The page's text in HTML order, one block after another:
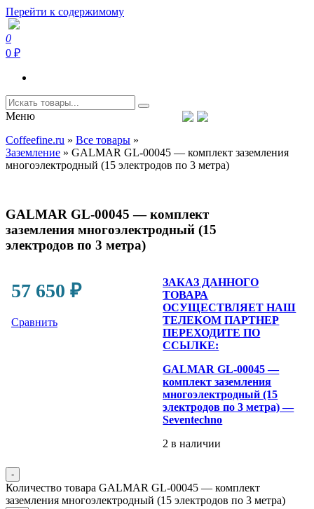
Перейти к содержимому
Coffeefine.ru
Интернет-магазин кофемашин и кофейной техники для дома
0
0 ₽
Меню
Coffeefine.ru » Все товары »
Заземление » GALMAR GL-00045 — комплект заземления
многоэлектродный (15 электродов по 3 метра)
GALMAR GL-00045 — комплект
заземления многоэлектродный (15
электродов по 3 метра)
57 650 ₽
Сравнить
ЗАКАЗ ДАННОГО
ТОВАРА
ОСУЩЕСТВЛЯЕТ НАШ
ТЕЛЕКОМ ПАРТНЕР
ПЕРЕХОДИТЕ ПО
ССЫЛКЕ:
GALMAR GL-00045 —
комплект заземления
многоэлектродный (15
электродов по 3 метра) —
Seventechno
2 в наличии
-
Количество товара GALMAR GL-00045 — комплект
заземления многоэлектродный (15 электродов по 3 метра)